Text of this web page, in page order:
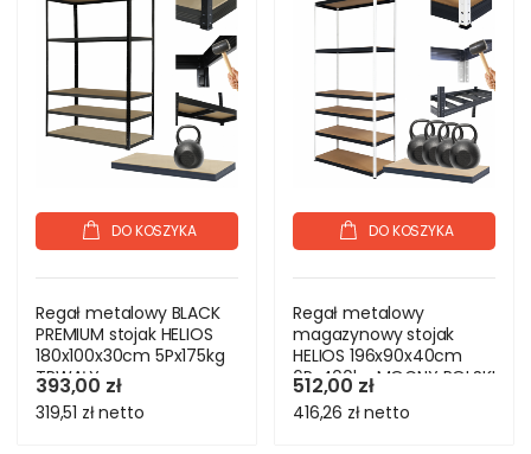
DO KOSZYKA
Regał metalowy BLACK
PREMIUM stojak HELIOS
180x100x30cm 5Px175kg
TRWAŁY
393,00 zł
319,51 złnetto
DO KOSZYKA
Regał metalowy
magazynowy stojak
HELIOS 196x90x40cm
6Px400kg MOCNY POLSKI
512,00 zł
416,26 złnetto